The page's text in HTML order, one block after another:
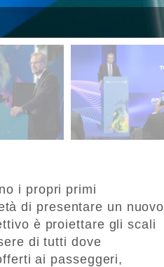
i propri primi
di presentare un nuovo
è proiettare gli scali
di tutti dove
ai passeggeri,